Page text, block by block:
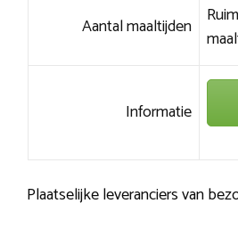
Aantal maaltijden
Informatie
Plaatselijke leveranciers van